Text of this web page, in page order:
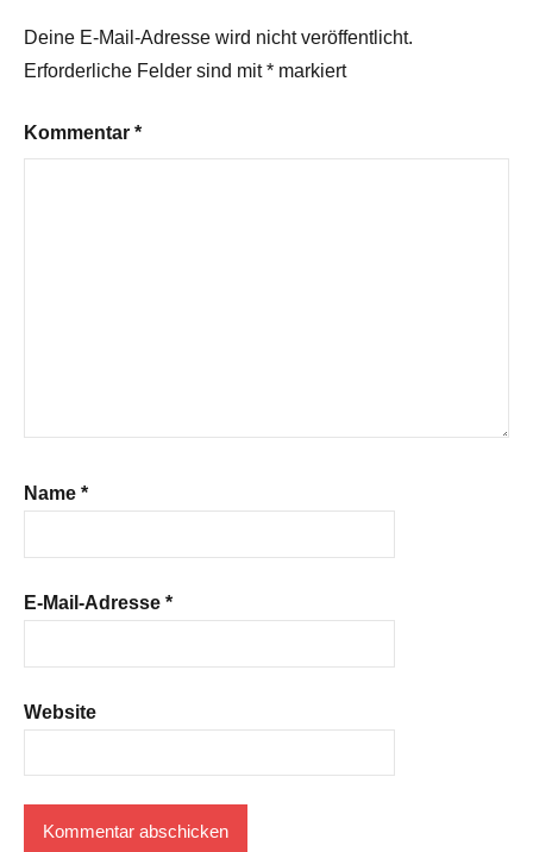
Deine E-Mail-Adresse wird nicht veröffentlicht.
Erforderliche Felder sind mit* markiert
Kommentar *
Name *
E-Mail-Adresse *
Website